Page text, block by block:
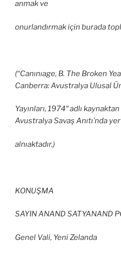
anmak ve
onurlandırmak için burada
(“Canınıage, B. The Broken
Canberra: Avustralya Ulusal
Yayınları, 1974″ adlı
Avustralya Savaş Anıtı’nda yer
alnıaktadır.)
KONUŞMA
SAYIN ANAND SATYANAND
Genel Vali, Yeni Zelanda